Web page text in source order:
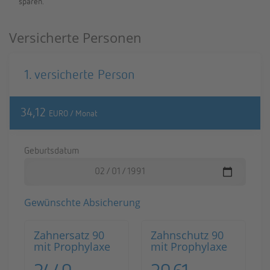
spa­ren.
Versicherte Personen
1. ver­si­cher­te Per­son
34,12 EURO / Monat
Ge­burts­da­tum
Ge­wünsch­te Ab­si­che­rung
Zahn­ersatz 90
mit Pro­phy­la­xe
Zahn­schutz 90
mit Pro­phy­la­xe